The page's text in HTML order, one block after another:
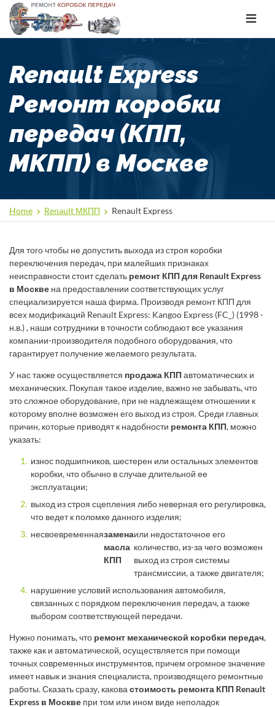
Toggle
Renault Express
Ремонт коробки
передач (КПП,
МКПП) в Москве
Home Renault МКПП Renault Express
Для того чтобы не допустить выхода из строя коробки
переключения передач, при малейших признаках
неисправности стоит сделать ремонт КПП для Renault Express
в Москве на предоставлении соответствующих услуг
специализируется наша фирма. Производя ремонт КПП для
всех модификаций Renault Express: Kangoo Express (FC_) (1998 -
н.в.) , наши сотрудники в точности соблюдают все указания
компании-производителя подобного оборудования, что
гарантирует получение желаемого результата.
У нас также осуществляется продажа КППавтоматических и
механических. Покупая такое изделие, важно не забывать, что
это сложное оборудование, при не надлежащем отношении к
которому вполне возможен его выход из строя. Среди главных
причин, которые приводят к надобности ремонта КПП, можно
указать:
износ подшипников, шестерен или остальных элементов
коробки, что обычно в случае длительной ее
эксплуатации;
выход из строя сцепления либо неверная его регулировка,
что ведет к поломке данного изделия;
несвоевременнаязамена
масла
КПП
или недостаточное его
количество, из-за чего возможен
выход из строя системы
трансмиссии, а также двигателя;
нарушение условий использования автомобиля,
связанных с порядком переключения передач, а также
выбором соответствующей передачи.
Нужно понимать, что ремонт механической коробки передач,
также как и автоматической, осуществляется при помощи
точных современных инструментов, причем огромное значение
имеет навык и знания специалиста, производящего ремонтные
работы. Сказать сразу, какова стоимость ремонта КПП Renault
Express в Москве при том или ином виде неполадок